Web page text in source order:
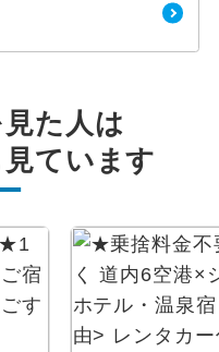
た人は
ています